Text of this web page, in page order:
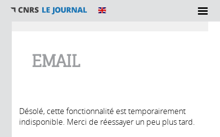
EMAIL
Désolé, cette fonctionnalité est temporairement
indisponible. Merci de réessayer un peu plus tard.